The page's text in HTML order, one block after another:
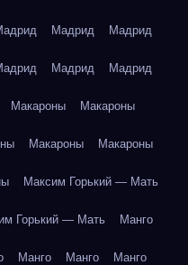
Мадрид Мадрид
Мадрид Мадрид
Макароны Макароны
Макароны Макароны
Максим Горький — Мать
Горький — Мать Манго
Манго Манго Манго